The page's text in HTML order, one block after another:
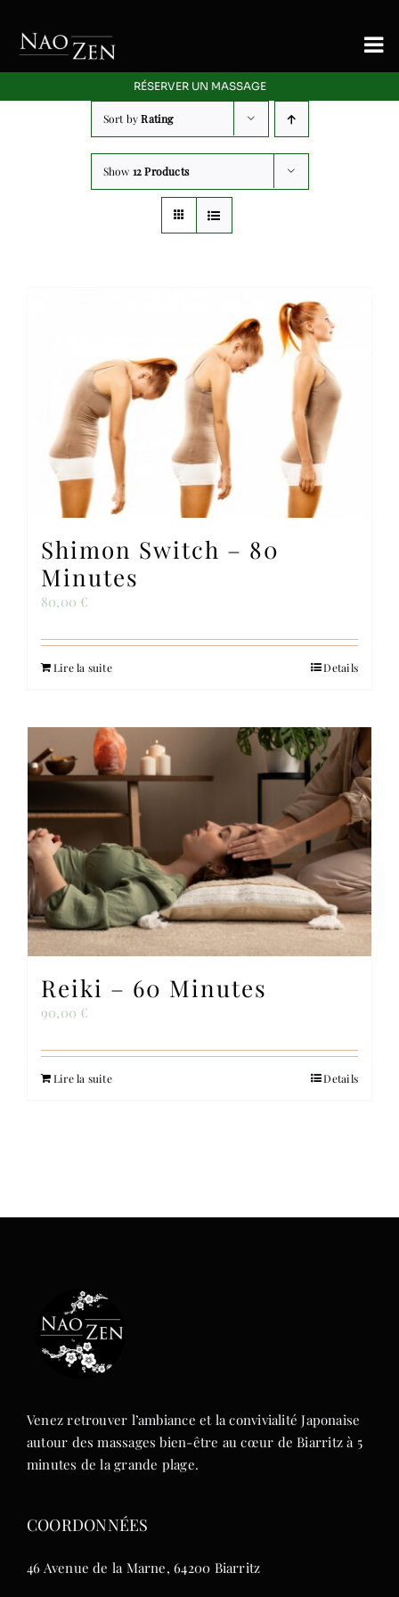
content
Contact
RÉSERVER UN MASSAGE
Sort byRating
Show 12 Products
Shimon Switch – 80
Minutes
80,00 €
Lire la suite Details
Reiki – 60 Minutes
90,00 €
Lire la suite Details
Venez retrouver l’ambiance et la convivialité Japonaise
autour des massages bien-être au cœur de Biarritz à 5
minutes de la grande plage.
COORDONNÉES
46 Avenue de la Marne, 64200 Biarritz